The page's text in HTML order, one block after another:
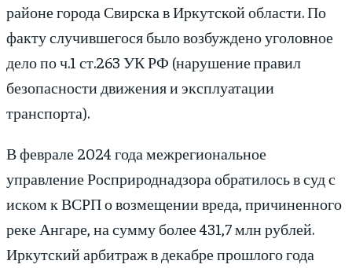
районе города Свирска в Иркутской области. По
факту случившегося было возбуждено уголовное
дело по ч.1 ст.263 УК РФ (нарушение правил
безопасности движения и эксплуатации
транспорта).
В феврале 2024 года межрегиональное
управление Росприроднадзора обратилось в суд с
иском к ВСРП о возмещении вреда, причиненного
реке Ангаре, на сумму более 431,7 млн рублей.
Иркутский арбитраж в декабре прошлого года